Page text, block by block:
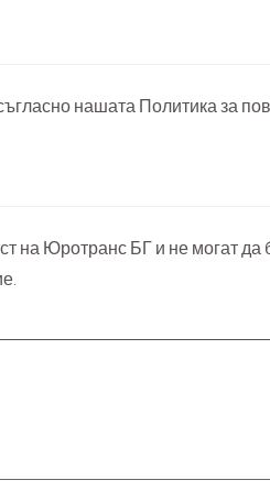
нашата Политика за
на Юротранс БГ и не могат да